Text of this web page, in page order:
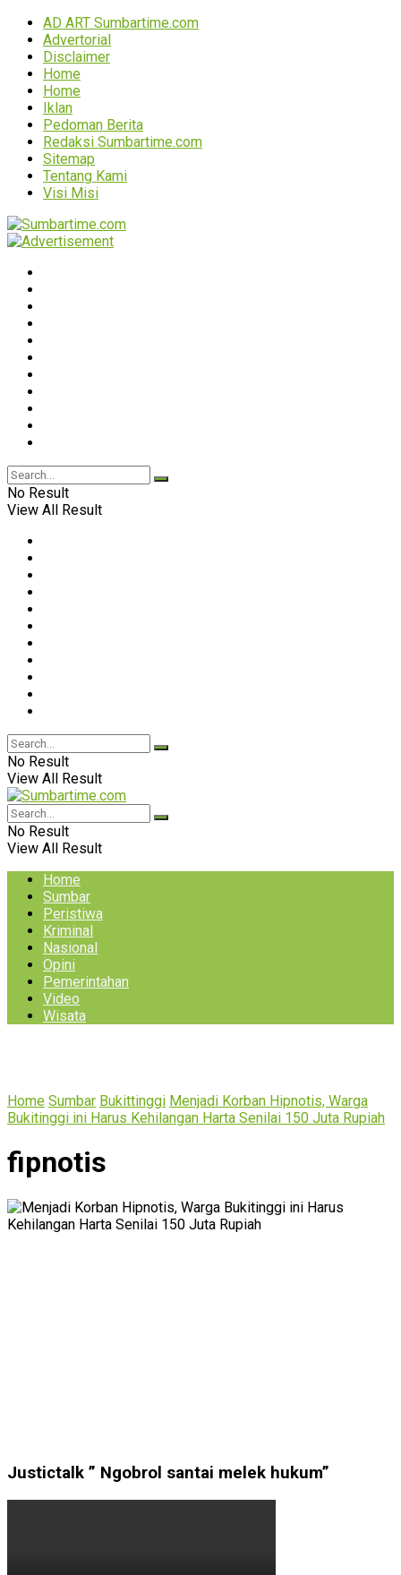
AD ART Sumbartime.com
Advertorial
Disclaimer
Home
Home
Iklan
Pedoman Berita
Redaksi Sumbartime.com
Sitemap
Tentang Kami
Visi Misi
No Result
View All Result
No Result
View All Result
No Result
View All Result
Home
Sumbar
Peristiwa
Kriminal
Nasional
Opini
Pemerintahan
Video
Wisata
Home Sumbar Bukittinggi Menjadi Korban Hipnotis, Warga
Bukitinggi ini Harus Kehilangan Harta Senilai 150 Juta Rupiah
fipnotis
Justictalk ” Ngobrol santai melek hukum”